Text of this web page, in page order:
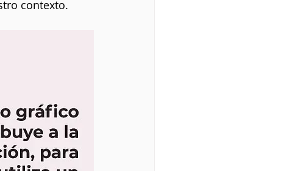
contexto.